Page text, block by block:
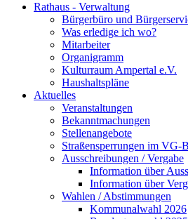
Rathaus - Verwaltung
Bürgerbüro und
Was erledige ich wo?
Mitarbeiter
Organigramm
Kulturraum Ampertal e.V.
Haushaltspläne
Aktuelles
Veranstaltungen
Bekanntmachungen
Stellenangebote
Straßensperrungen im VG-
Ausschreibungen / Vergabe
Information über
Information über
Wahlen / Abstimmungen
Kommunalwahl 2026